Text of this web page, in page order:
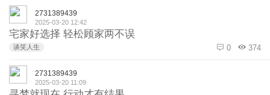
2731389439
2025-03-20 12:42
宅家好选择 轻松顾家两不误
谈笑人生 0 374
2731389439
2025-03-20 11:09